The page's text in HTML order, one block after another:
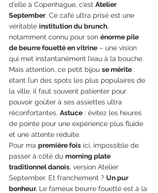
d’elle à Copenhague, c’est Atelier
September. Ce café ultra prisé est une
véritable institution du brunch,
notamment connu pour son énorme pile
de beurre fouetté en vitrine – une vision
qui met instantanément l’eau à la bouche.
Mais attention, ce petit bijou se mérite :
étant l’un des spots les plus populaires de
la ville, il faut souvent patienter pour
pouvoir goûter à ses assiettes ultra
réconfortantes. Astuce : évitez les heures
de pointe pour une expérience plus fluide
et une attente réduite.
Pour ma première fois ici, impossible de
passer à côté du morning plate
traditionnel danois, version Atelier
September. Et franchement ? Un pur
bonheur. Le fameux beurre fouetté est à la